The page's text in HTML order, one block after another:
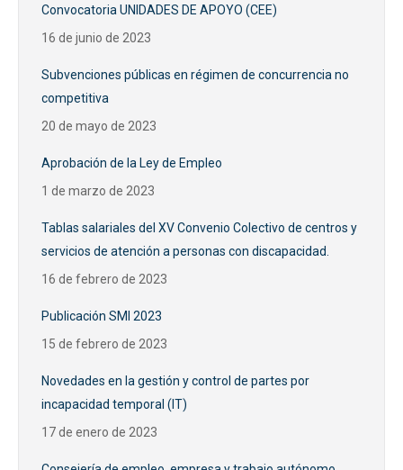
Convocatoria UNIDADES DE APOYO (CEE)
16 de junio de 2023
Subvenciones públicas en régimen de concurrencia no
competitiva
20 de mayo de 2023
Aprobación de la Ley de Empleo
1 de marzo de 2023
Tablas salariales del XV Convenio Colectivo de centros y
servicios de atención a personas con discapacidad.
16 de febrero de 2023
Publicación SMI 2023
15 de febrero de 2023
Novedades en la gestión y control de partes por
incapacidad temporal (IT)
17 de enero de 2023